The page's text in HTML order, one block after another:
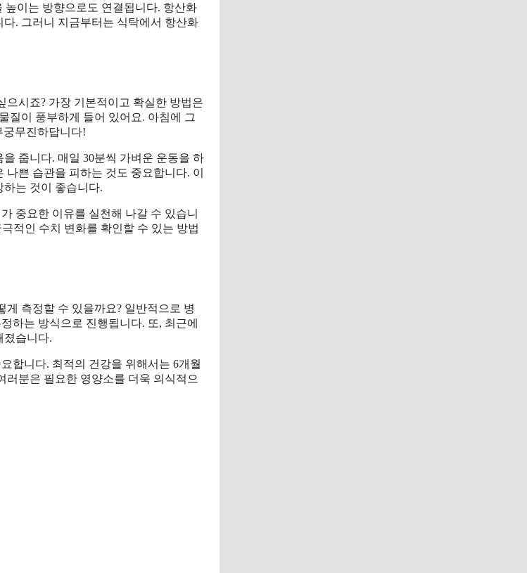
높이는 방향으로도 연결됩니다. 항산화
. 그러니 지금부터는 식탁에서 항산화
시죠? 가장 기본적이고 확실한 방법은
질이 풍부하게 들어 있어요. 아침에 그
궁무진하답니다!
줍니다. 매일 30분씩 가벼운 운동을 하
쁜 습관을 피하는 것도 중요합니다. 이
는 것이 좋습니다.
중요한 이유를 실천해 나갈 수 있습니
적인 수치 변화를 확인할 수 있는 방법
측정할 수 있을까요? 일반적으로 병
하는 방식으로 진행됩니다. 또, 최근에
졌습니다.
합니다. 최적의 건강을 위해서는 6개월
러분은 필요한 영양소를 더욱 의식적으